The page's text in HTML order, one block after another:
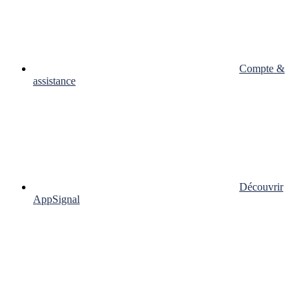
Compte &
assistance
Découvrir
AppSignal